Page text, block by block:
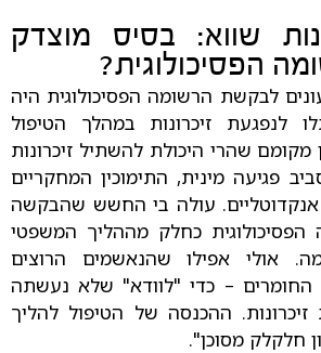
שווא: בסיס מוצדק
הפסיכולוגית?
לבקשת הרשומה הפסיכולוגית היה
לנפגעת זיכרונות במהלך הטיפול
מקומם שהרי היכולת להשתיל זיכרונות
פגיעה מינית, התימוכין המחקריים
עולה בי החשש שהבקשה
כחלק מההליך המשפטי
אולי אפילו שהנאשמים הרוצים
החומרים – כדי "לוודא" שלא נעשתה
ההכנסה של הטיפול להליך
חלקלק מסוכן".